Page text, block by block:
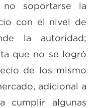
soportarse la
con el nivel de
la autoridad;
que no se logró
de los mismo
adicional a
cumplir algunas